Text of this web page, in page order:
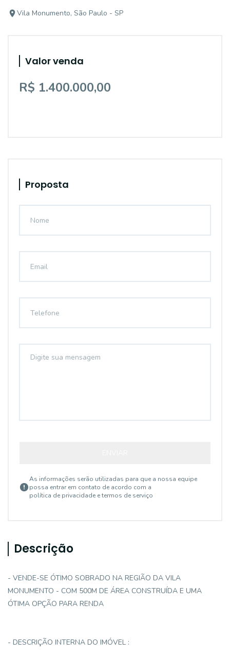
Vila Monumento, São Paulo - SP
Valor venda
R$ 1.400.000,00
Proposta
As informações serão utilizadas para que a nossa equipe
possa entrar em contato de acordo com a
política de privacidade e termos de serviço
Descrição
- VENDE-SE ÓTIMO SOBRADO NA REGIÃO DA VILA
MONUMENTO - COM 500M DE ÁREA CONSTRUÍDA E UMA
ÓTIMA OPÇÃO PARA RENDA
- DESCRIÇÃO INTERNA DO IMÓVEL :